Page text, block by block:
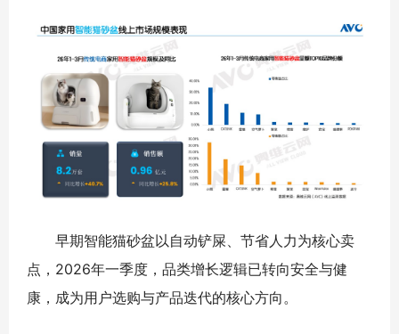
早期智能猫砂盆以自动铲屎、节省人力为核心卖
点，2026年一季度，品类增长逻辑已转向安全与健
康，成为用户选购与产品迭代的核心方向。